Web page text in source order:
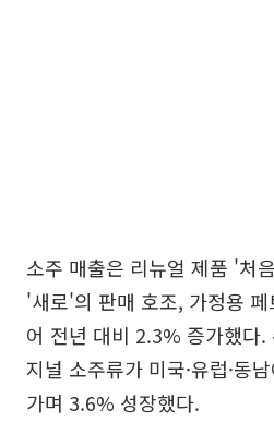
소주 매출은 리뉴얼 제품 '처
'새로'의 판매 호조, 가정용
어 전년 대비 2.3% 증가했다
지널 소주류가 미국·유럽·동
가며 3.6% 성장했다.